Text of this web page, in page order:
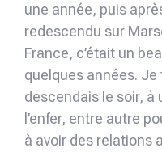
une année, puis
redescendu sur
France, c’était un
quelques années.
descendais le soir, à
l’enfer, entre autre
à avoir des relations